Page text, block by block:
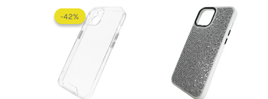
-42%
-42%
precio
original
$ 60.000.